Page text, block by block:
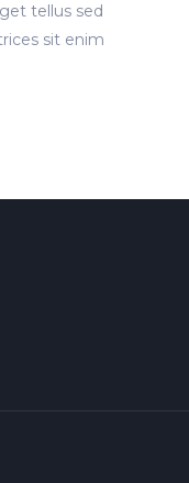
tellus sed
sit enim